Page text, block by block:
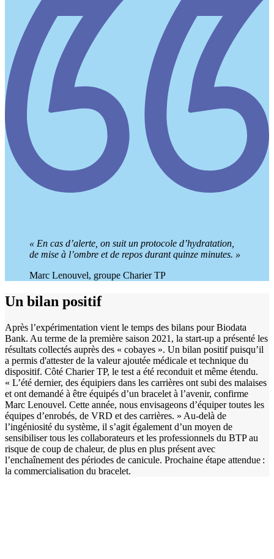
« En cas d’alerte, on suit un protocole d’hydratation,
de mise à l’ombre et de repos durant quinze minutes. »
Marc Lenouvel, groupe Charier TP
Un bilan positif
Après l’expérimentation vient le temps des bilans pour Biodata
Bank. Au terme de la première saison 2021, la start-up a présenté les
résultats collectés auprès des « cobayes ». Un bilan positif puisqu’il
a permis d'attester de la valeur ajoutée médicale et technique du
dispositif. Côté Charier TP, le test a été reconduit et même étendu.
« L’été dernier, des équipiers dans les carrières ont subi des malaises
et ont demandé à être équipés d’un bracelet à l’avenir, confirme
Marc Lenouvel. Cette année, nous envisageons d’équiper toutes les
équipes d’enrobés, de VRD et des carrières. » Au-delà de
l’ingéniosité du système, il s’agit également d’un moyen de
sensibiliser tous les collaborateurs et les professionnels du BTP au
risque de coup de chaleur, de plus en plus présent avec
l’enchaînement des périodes de canicule. Prochaine étape attendue :
la commercialisation du bracelet.